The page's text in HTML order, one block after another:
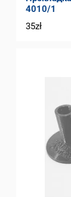
4010/1
35zł